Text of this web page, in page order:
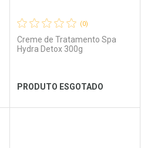
Ver Desconto Convênio
(0)
Creme de Tratamento Spa
Hydra Detox 300g
PRODUTO ESGOTADO